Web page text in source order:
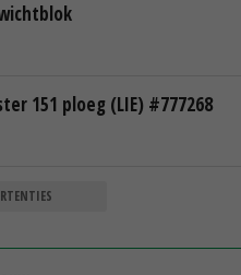
151 ploeg (LIE) #777268